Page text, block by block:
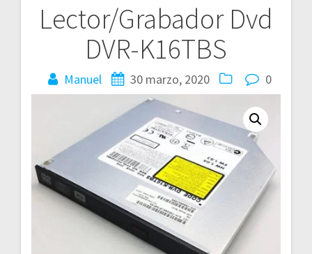
Lector/Grabador Dvd
DVR-K16TBS
Manuel 30 marzo, 2020 0
Navegación
entradas